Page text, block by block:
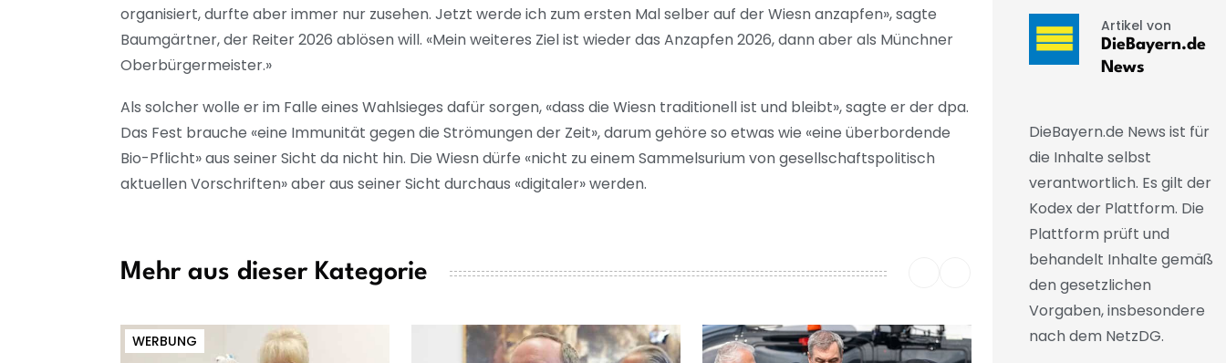
organisiert, durfte aber immer nur zusehen. Jetzt werde ich zum ersten Mal selber auf der Wiesn anzapfen», sagte
Baumgärtner, der Reiter 2026 ablösen will. «Mein weiteres Ziel ist wieder das Anzapfen 2026, dann aber als Münchner
Oberbürgermeister.»
Als solcher wolle er im Falle eines Wahlsieges dafür sorgen, «dass die Wiesn traditionell ist und bleibt», sagte er der dpa.
Das Fest brauche «eine Immunität gegen die Strömungen der Zeit», darum gehöre so etwas wie «eine überbordende
Bio-Pflicht» aus seiner Sicht da nicht hin. Die Wiesn dürfe «nicht zu einem Sammelsurium von gesellschaftspolitisch
aktuellen Vorschriften» aber aus seiner Sicht durchaus «digitaler» werden.
Mehr aus dieser Kategorie
WERBUNG
Artikel von
DieBayern.de
News
DieBayern.de News ist für
die Inhalte selbst
verantwortlich. Es gilt der
Kodex der Plattform. Die
Plattform prüft und
behandelt Inhalte gemäß
den gesetzlichen
Vorgaben, insbesondere
nach dem NetzDG.